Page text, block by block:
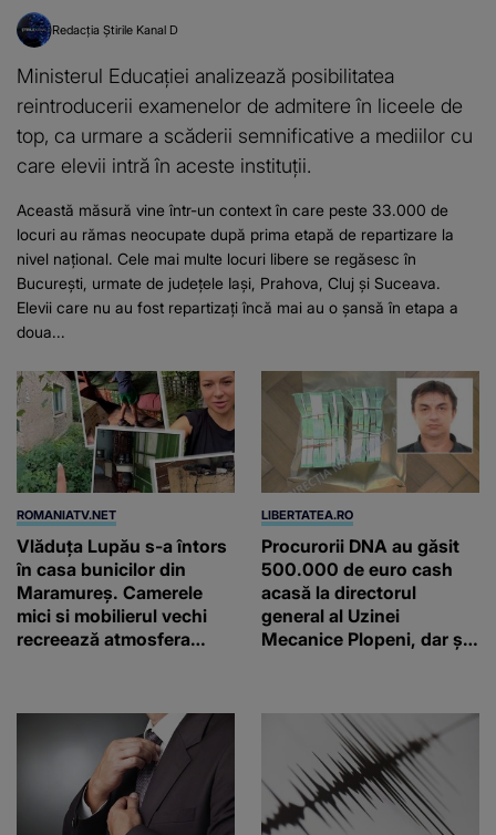
Redacția Știrile Kanal D
Ministerul Educației analizează posibilitatea
reintroducerii examenelor de admitere în liceele de
top, ca urmare a scăderii semnificative a mediilor cu
care elevii intră în aceste instituții.
Această măsură vine într-un context în care peste 33.000 de
locuri au rămas neocupate după prima etapă de repartizare la
nivel național. Cele mai multe locuri libere se regăsesc în
București, urmate de județele Iași, Prahova, Cluj și Suceava.
Elevii care nu au fost repartizați încă mai au o șansă în etapa a
doua...
ROMANIATV.NET
Vlăduța Lupău s-a întors
în casa bunicilor din
Maramureș. Camerele
mici si mobilierul vechi
recreează atmosfera
LIBERTATEA.RO
Procurorii DNA au găsit
500.000 de euro cash
acasă la directorul
general al Uzinei
Mecanice Plopeni, dar și